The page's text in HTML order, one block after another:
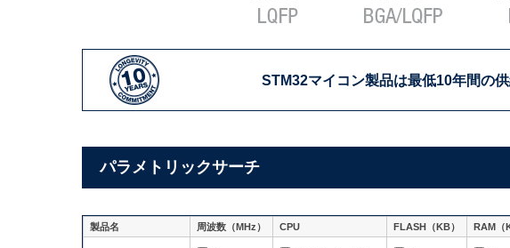
STM32マイコン製品は最低10年間の
パラメトリックサーチ
製品名 周波数（MHz） CPU FLASH（KB） RAM（